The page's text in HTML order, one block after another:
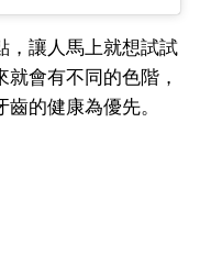
，讓人馬上就想試試
會有不同的色階，
的健康為優先。